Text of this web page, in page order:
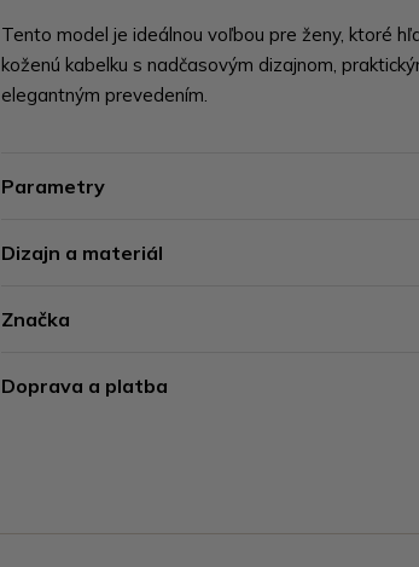
Tento model je ideálnou voľbou pre ženy, ktoré
koženú kabelku s nadčasovým dizajnom,
elegantným prevedením.
Parametry
Dizajn a materiál
Značka
Doprava a platba